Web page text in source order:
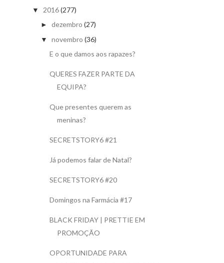
▼ 2016(277)
► dezembro (27)
▼ novembro (36)
E o que damos aos rapazes?
QUERES FAZER PARTE DA
EQUIPA?
Que presentes querem as
meninas?
SECRETSTORY6 #21
Já podemos falar de Natal?
SECRETSTORY6 #20
Domingos na Farmácia #17
BLACK FRIDAY | PRETTIE EM
PROMOÇÃO
OPORTUNIDADE PARA